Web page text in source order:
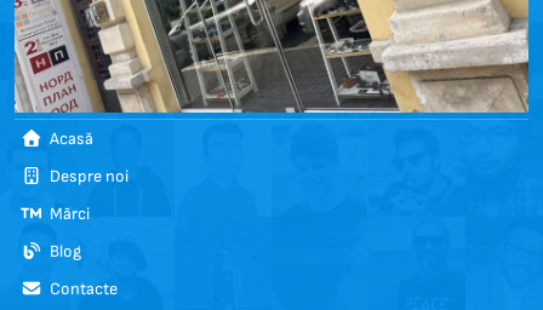
Acasă
Despre noi
Mărci
Blog
Contacte